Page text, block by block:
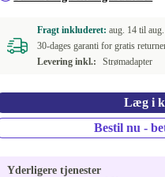
Fragt inkluderet:aug. 14 til
30-dages garanti for gratis
Levering inkl.:
Strømadapter
Læg i
Bestil nu -
Yderligere tjenester